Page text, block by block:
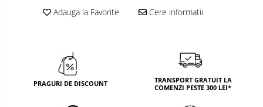
DECOR TOAMNA
TEMATICA CULINARA
DECOR MOS NICOLAE
Adauga la Favorite Cere informatii
PRAGURI DE DISCOUNT
TRANSPORT GRATUIT LA
COMENZI PESTE 300 LEI*